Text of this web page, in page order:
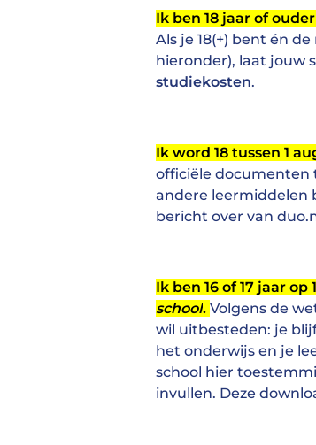
Ik ben 18 jaar of
Als je 18(+) bent én
hieronder), laat jouw
studiekosten.
Ik word 18 tussen 1
officiële documenten
andere leermiddelen
bericht over van
Ik ben 16 of 17 jaar
school. Volgens de
wil uitbesteden: je
het onderwijs en je
school hier
invullen. Deze